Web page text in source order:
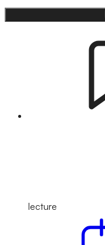
lecture